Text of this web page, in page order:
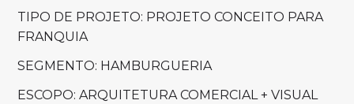
TIPO DE PROJETO: PROJETO CONCEITO PARA
FRANQUIA
SEGMENTO: HAMBURGUERIA
ESCOPO: ARQUITETURA COMERCIAL + VISUAL